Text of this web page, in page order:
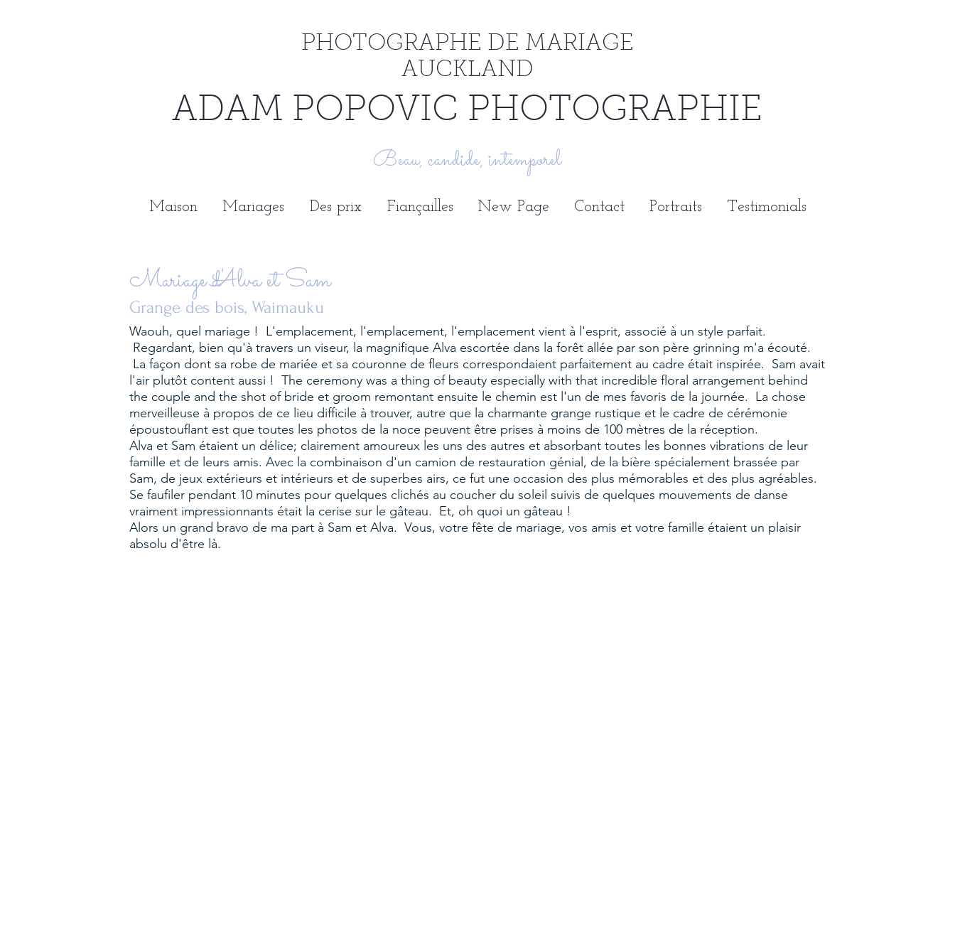
PHOTOGRAPHE DE MARIAGE
AUCKLAND
ADAM POPOVIC PHOTOGRAPHIE
Beau, candide, intemporel
Maison Mariages Des prix Fiançailles New Page Contact Portraits Testimonials
Mariage d'Alva et Sam
Grange des bois, Waimauku
Waouh, quel mariage ! L'emplacement, l'emplacement, l'emplacement vient à l'esprit, associé à un style parfait.
Regardant, bien qu'à travers un viseur, la magnifique Alva escortée dans la forêt allée par son père grinning m'a écouté.
La façon dont sa robe de mariée et sa couronne de fleurs correspondaient parfaitement au cadre était inspirée. Sam avait
l'air plutôt content aussi ! The ceremony was a thing of beauty especially with that incredible floral arrangement behind
the couple and the shot of bride et groom remontant ensuite le chemin est l'un de mes favoris de la journée. La chose
merveilleuse à propos de ce lieu difficile à trouver, autre que la charmante grange rustique et le cadre de cérémonie
époustouflant est que toutes les photos de la noce peuvent être prises à moins de 100 mètres de la réception.
Alva et Sam étaient un délice; clairement amoureux les uns des autres et absorbant toutes les bonnes vibrations de leur
famille et de leurs amis. Avec la combinaison d'un camion de restauration génial, de la bière spécialement brassée par
Sam, de jeux extérieurs et intérieurs et de superbes airs, ce fut une occasion des plus mémorables et des plus agréables.
Se faufiler pendant 10 minutes pour quelques clichés au coucher du soleil suivis de quelques mouvements de danse
vraiment impressionnants était la cerise sur le gâteau. Et, oh quoi un gâteau !
Alors un grand bravo de ma part à Sam et Alva. Vous, votre fête de mariage, vos amis et votre famille étaient un plaisir
absolu d'être là.